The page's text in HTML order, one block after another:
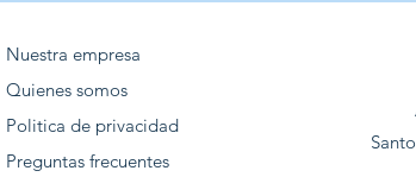
Nuestra empresa
Quienes somos
Politica de privacidad
Preguntas frecuentes